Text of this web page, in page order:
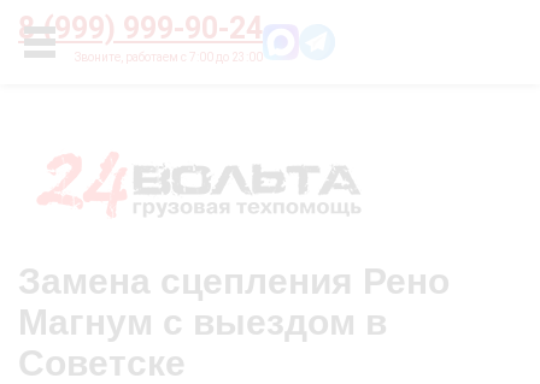
8 (999) 999-90-24
УСЛУГИ
Главная О нас Цены
Замена сцепления Рено
Магнум с выездом в
Советске